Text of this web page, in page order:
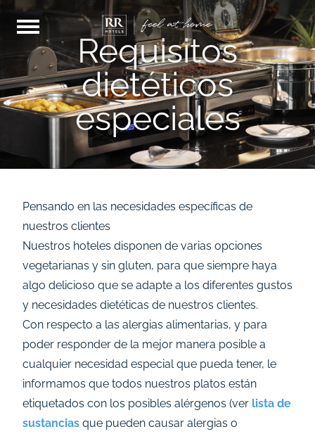
Requisitos
dietéticos
especiales
Pensando en las necesidades específicas de
nuestros clientes
Nuestros hoteles disponen de varias opciones
vegetarianas y sin gluten, para que siempre haya
algo delicioso que se adapte a los diferentes gustos
y necesidades dietéticas de nuestros clientes.
Con respecto a las alergias alimentarias, y para
poder responder de la mejor manera posible a
cualquier necesidad especial que pueda tener, le
informamos que todos nuestros platos están
etiquetados con los posibles alérgenos (ver lista de
sustancias que pueden causar alergias o